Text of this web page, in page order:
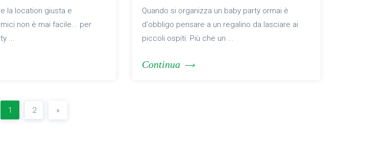
la location giusta e
non è mai facile... per
...
Quando si organizza un baby party ormai è
d'obbligo pensare a un regalino da lasciare ai
piccoli ospiti. Più che un ...
Continua
1 2 »